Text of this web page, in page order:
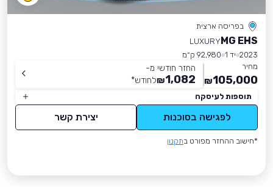
בפריסה ארצית
MG EHS
LUXURY
2023 יד 1
92,980 ק״מ
מחיר
105,000
₪
החזר חודשי מ-
1,082
₪לחודש*
תוספות לעיסקה
לפגישה בסוכנות יצירת קשר
*חישוב ההחזר מפורט בתקנון